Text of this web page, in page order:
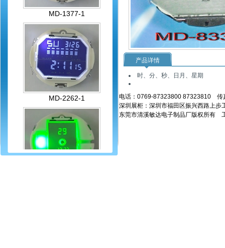
MD-1377-1
MD-2262-1
产品详情
时、分、秒、日月、星期
电话：0769-87323800 87323810 传
深圳展柜：深圳市福田区振兴西路上
东莞市清溪敏达电子制品厂版权所有